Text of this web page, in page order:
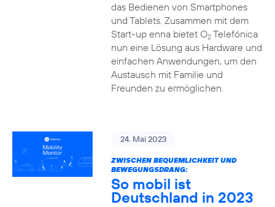
das Bedienen von Smartphones
und Tablets. Zusammen mit dem
Start-up enna bietet O2Telefónica
nun eine Lösung aus Hardware und
einfachen Anwendungen, um den
Austausch mit Familie und
Freunden zu ermöglichen.
24. Mai 2023
ZWISCHEN BEQUEMLICHKEIT UND
BEWEGUNGSDRANG:
So mobil ist
Deutschland in 2023